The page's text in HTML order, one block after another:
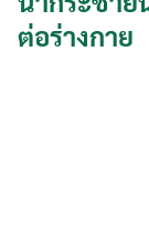
ต่อร่างกาย